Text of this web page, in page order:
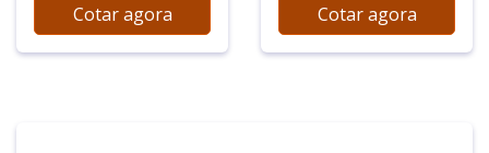
Cotar agora Cotar agora